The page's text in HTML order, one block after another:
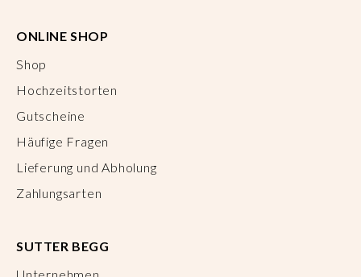
ONLINE SHOP
Shop
Hochzeitstorten
Gutscheine
Häufige Fragen
Lieferung und Abholung
Zahlungsarten
SUTTER BEGG
Unternehmen